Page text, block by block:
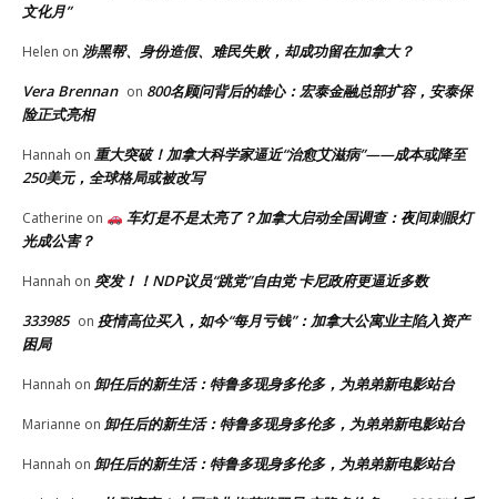
文化月”
Helen on 涉黑帮、身份造假、难民失败，却成功留在加拿大？
Vera Brennan on 800名顾问背后的雄心：宏泰金融总部扩容，安泰保
险正式亮相
Hannah on 重大突破！加拿大科学家逼近“治愈艾滋病”——成本或降至
250美元，全球格局或被改写
Catherine on
车灯是不是太亮了？加拿大启动全国调查：夜间刺眼灯
光成公害？
Hannah on 突发！！NDP议员“跳党”自由党 卡尼政府更逼近多数
333985 on 疫情高位买入，如今“每月亏钱”：加拿大公寓业主陷入资产
困局
Hannah on 卸任后的新生活：特鲁多现身多伦多，为弟弟新电影站台
Marianne on 卸任后的新生活：特鲁多现身多伦多，为弟弟新电影站台
Hannah on 卸任后的新生活：特鲁多现身多伦多，为弟弟新电影站台